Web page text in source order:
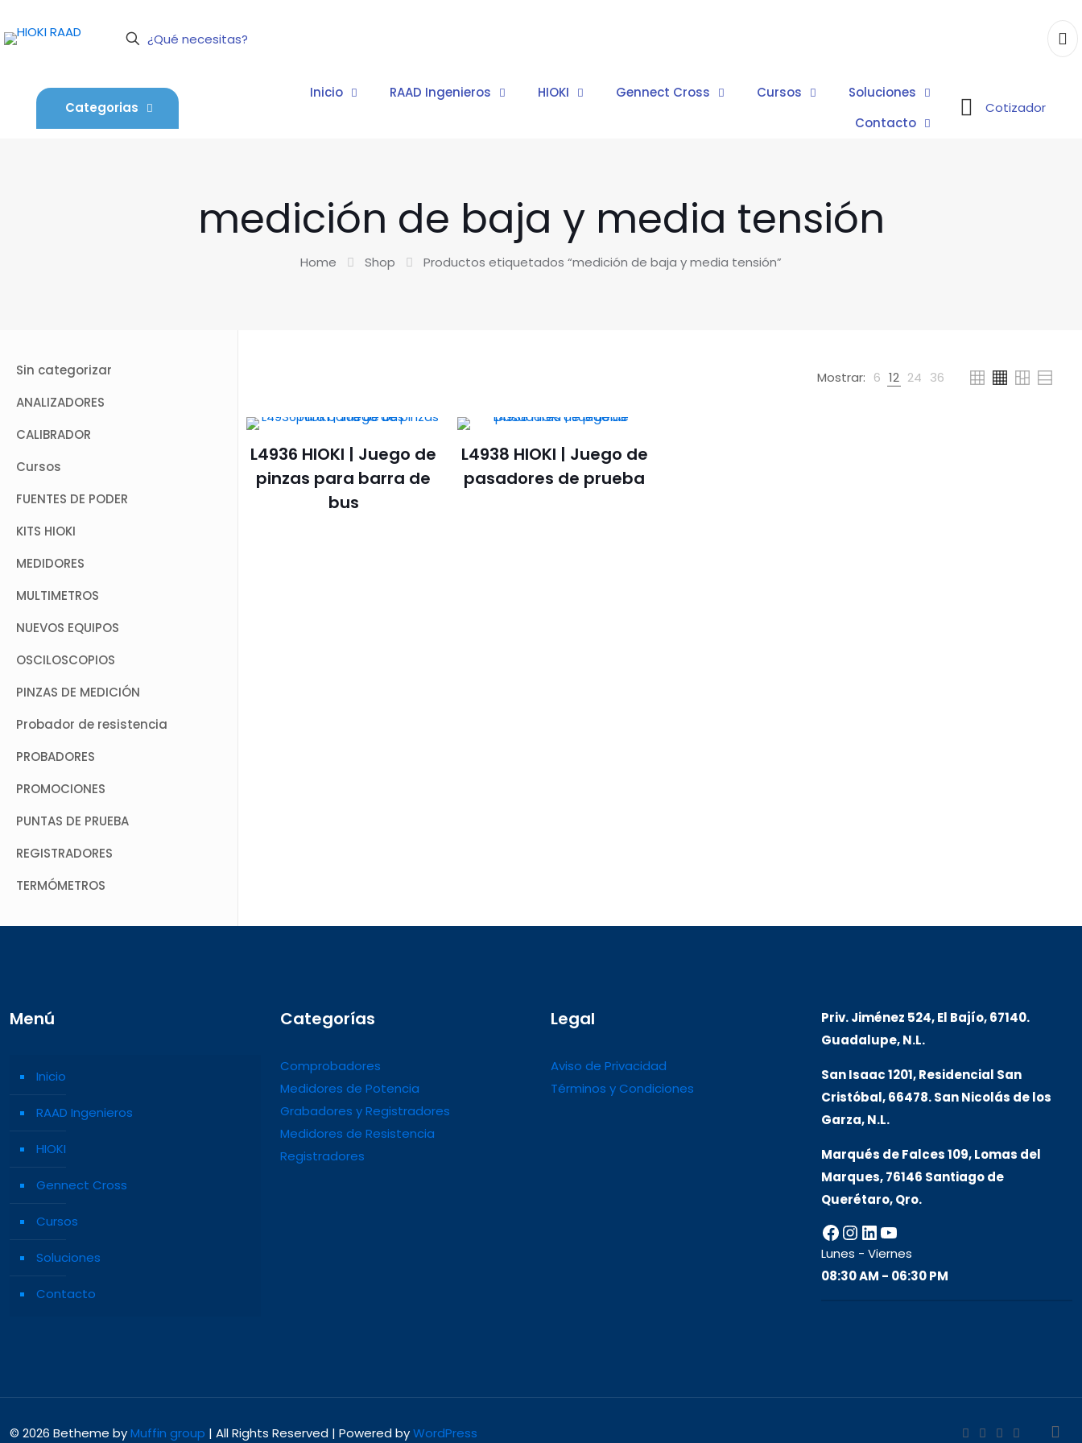
Categorias
Inicio RAAD Ingenieros HIOKI Gennect Cross Cursos
Soluciones
Contacto
Cotizador
medición de baja y media tensión
Home Shop Productos etiquetados “medición de baja y media tensión”
Mostrar: 6 12 24 36
L4936 HIOKI | Juego de
pinzas para barra de
bus
L4938 HIOKI | Juego de
pasadores de prueba
Sin categorizar
ANALIZADORES
CALIBRADOR
Cursos
FUENTES DE PODER
KITS HIOKI
MEDIDORES
MULTIMETROS
NUEVOS EQUIPOS
OSCILOSCOPIOS
PINZAS DE MEDICIÓN
Probador de resistencia
PROBADORES
PROMOCIONES
PUNTAS DE PRUEBA
REGISTRADORES
TERMÓMETROS
Menú
Inicio
RAAD Ingenieros
HIOKI
Gennect Cross
Cursos
Soluciones
Contacto
Categorías
Comprobadores
Medidores de Potencia
Grabadores y Registradores
Medidores de Resistencia
Registradores
Legal
Aviso de Privacidad
Términos y Condiciones
Priv. Jiménez 524, El Bajío, 67140.
Guadalupe, N.L.
San Isaac 1201, Residencial San
Cristóbal, 66478. San Nicolás de los
Garza, N.L.
Marqués de Falces 109, Lomas del
Marques, 76146 Santiago de
Querétaro, Qro.
Facebook
Instagram
LinkedIn
YouTube
Lunes - Viernes
08:30 AM - 06:30 PM
© 2026 Betheme byMuffin group | All Rights Reserved | Powered byWordPress